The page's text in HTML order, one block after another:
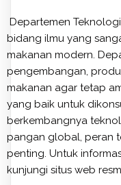
Departemen
bidang ilmu yang
makanan modern.
pengembangan,
makanan agar tetap
yang baik untuk
berkembangnya
pangan global, peran
penting. Untuk
kunjungi situs web